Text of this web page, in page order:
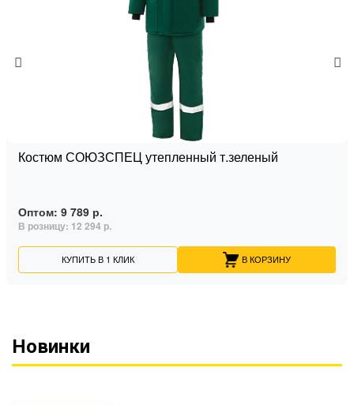
Костюм СОЮЗСПЕЦ утепленный т.зеленый
Оптом: 9 789 р.
В розницу: 12 294 р.
КУПИТЬ В 1 КЛИК В КОРЗИНУ
Новинки